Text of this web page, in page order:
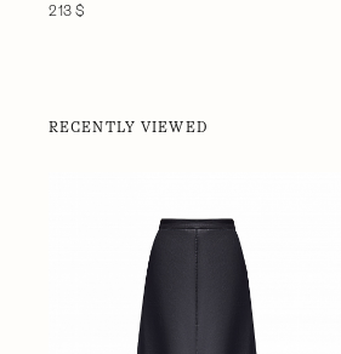
213 $
RECENTLY VIEWED